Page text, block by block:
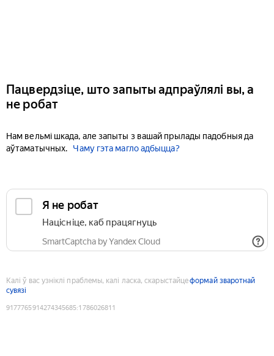
Пацвердзіце, што запыты адпраўлялі вы, а
не робат
Нам вельмі шкада, але запыты з вашай прылады падобныя да
аўтаматычных.
Чаму гэта магло адбыцца?
Я не робат
Націсніце, каб працягнуць
SmartCaptcha by Yandex Cloud
Калі ў вас узніклі праблемы, калі ласка, скарыстайцеформай зваротнай
сувязі
9177765914274345685:1786026811